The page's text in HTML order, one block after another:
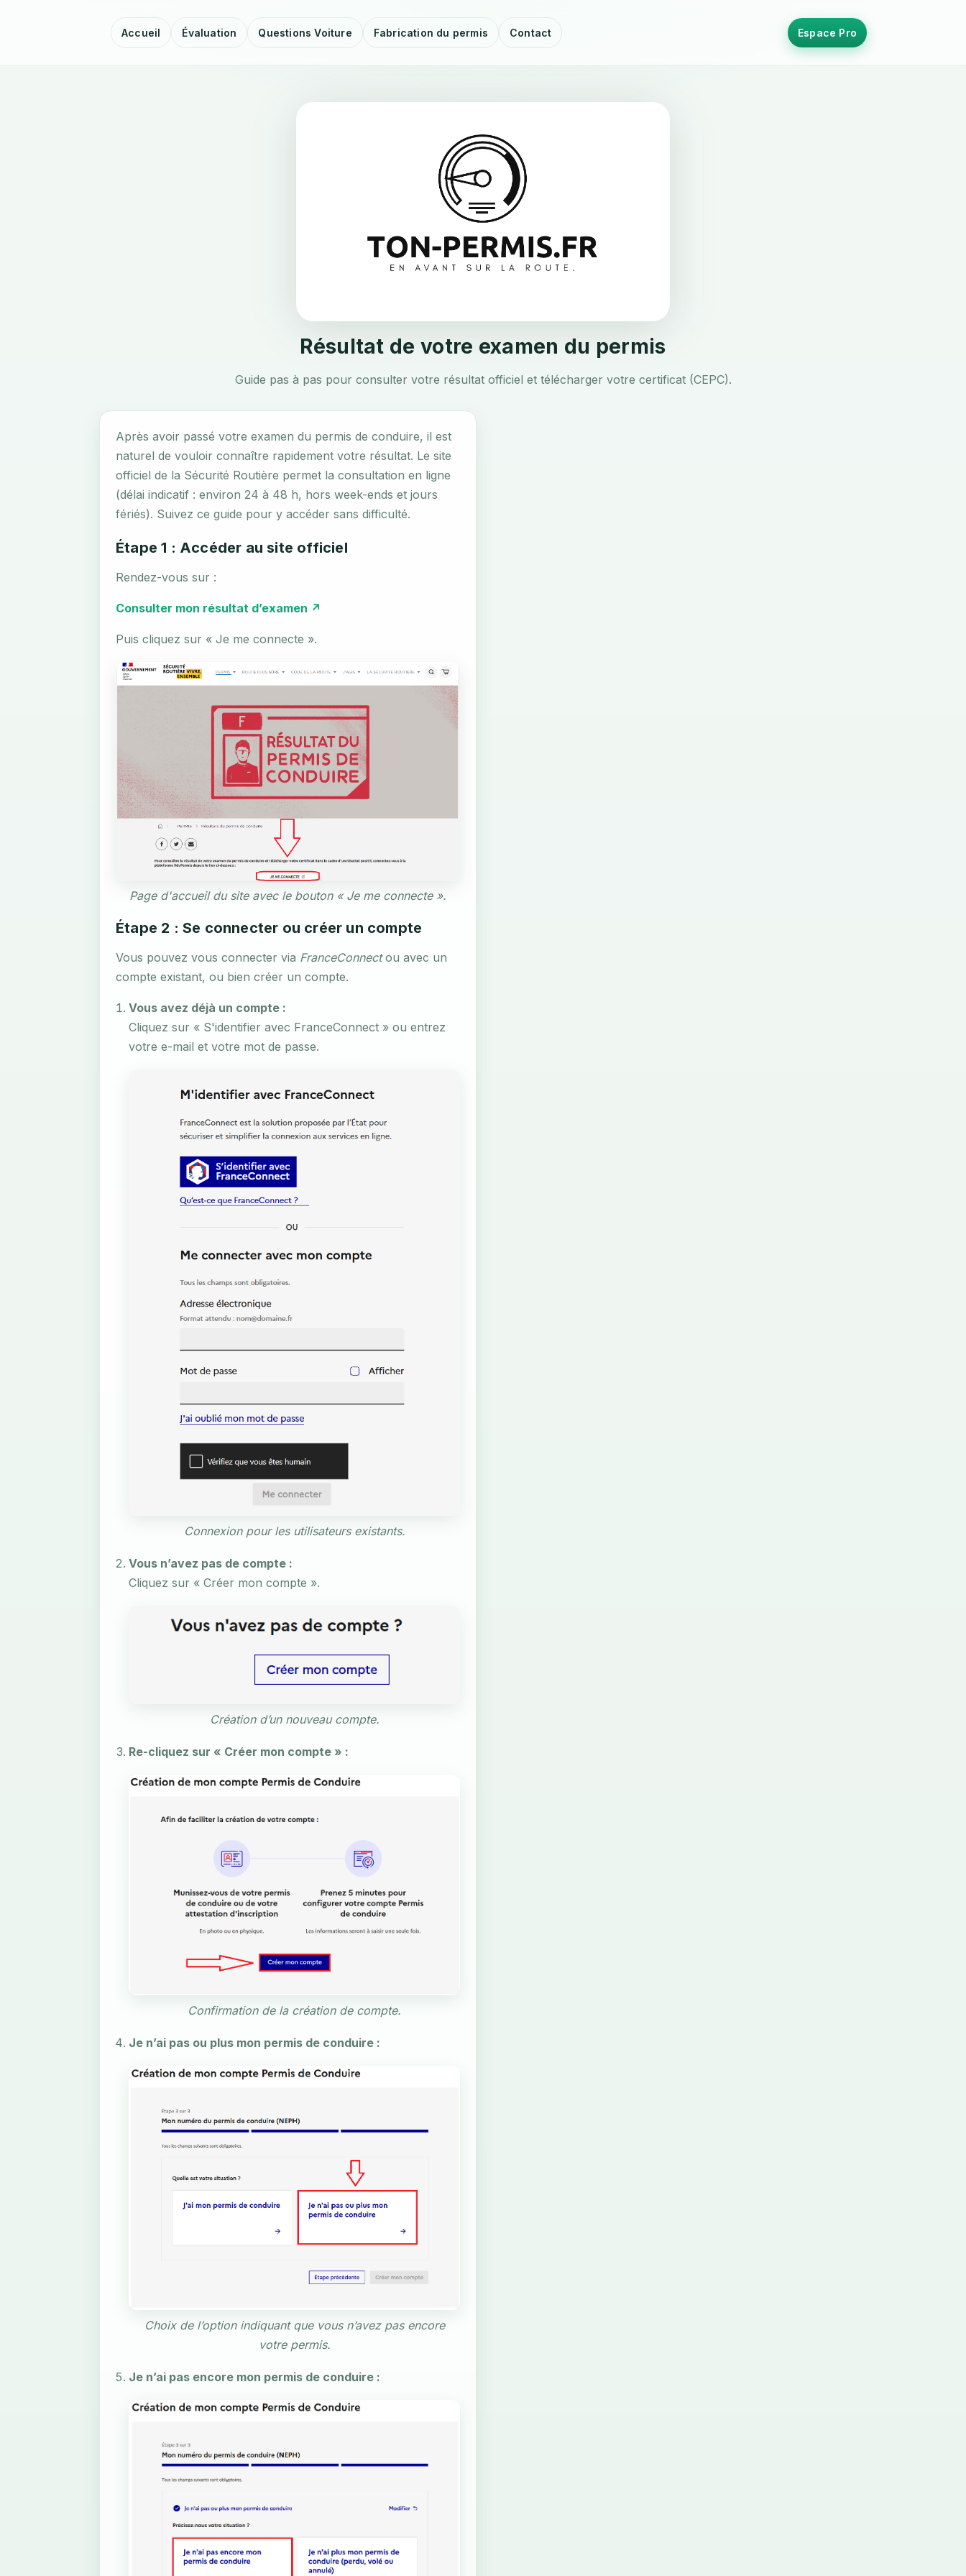
Accueil Évaluation Questions Voiture Fabrication du permis Contact Espace Pro
Résultat de votre examen du permis
Guide pas à pas pour consulter votre résultat officiel et télécharger votre certificat (CEPC).
Après avoir passé votre examen du permis de conduire, il est
naturel de vouloir connaître rapidement votre résultat. Le site
officiel de la Sécurité Routière permet la consultation en ligne
(délai indicatif : environ 24 à 48 h, hors week-ends et jours
fériés). Suivez ce guide pour y accéder sans difficulté.
Étape 1 : Accéder au site officiel
Rendez-vous sur :
Consulter mon résultat d’examen ↗
Puis cliquez sur « Je me connecte ».
Page d'accueil du site avec le bouton « Je me connecte ».
Étape 2 : Se connecter ou créer un compte
Vous pouvez vous connecter via FranceConnectou avec un
compte existant, ou bien créer un compte.
Vous avez déjà un compte :
Cliquez sur « S'identifier avec FranceConnect » ou entrez
votre e-mail et votre mot de passe.
Connexion pour les utilisateurs existants.
Vous n’avez pas de compte :
Cliquez sur « Créer mon compte ».
Création d’un nouveau compte.
Re-cliquez sur « Créer mon compte » :
Confirmation de la création de compte.
Je n’ai pas ou plus mon permis de conduire :
Choix de l’option indiquant que vous n’avez pas encore
votre permis.
Je n’ai pas encore mon permis de conduire :